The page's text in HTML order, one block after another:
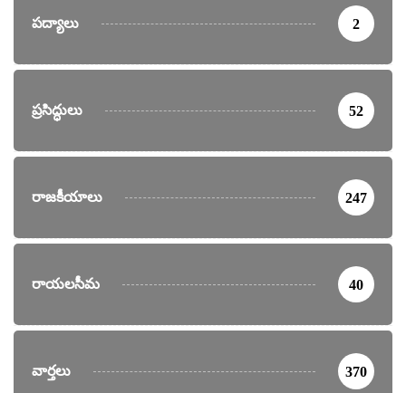
పద్యాలు 2
ప్రసిద్ధులు 52
రాజకీయాలు 247
రాయలసీమ 40
వార్తలు 370